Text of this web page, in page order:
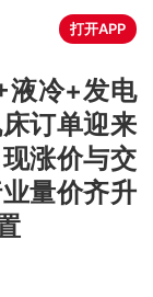
打开APP
液冷+发电
订单迎来
涨价与交
量价齐升